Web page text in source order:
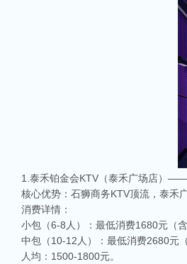
1.泰禾铂金会KTV（泰禾广场店）
核心优势：石狮商务KTV顶流，泰禾
消费详情：
小包（6-8人）：最低消费1680元（
中包（10-12人）：最低消费2680元
人均：1500-1800元。